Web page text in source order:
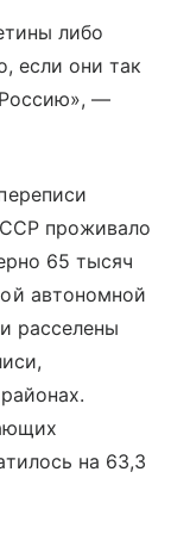
либо
если они так
Россию», —
ССР проживало
65 тысяч
автономной
расселены
на 63,3